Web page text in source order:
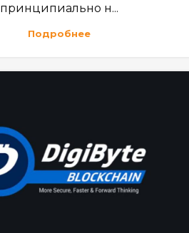
принципиально н...
Подробнее